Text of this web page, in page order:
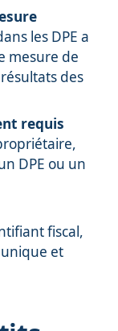
les DPE a
mesure de
des
requis
DPE ou un
fiscal,
et